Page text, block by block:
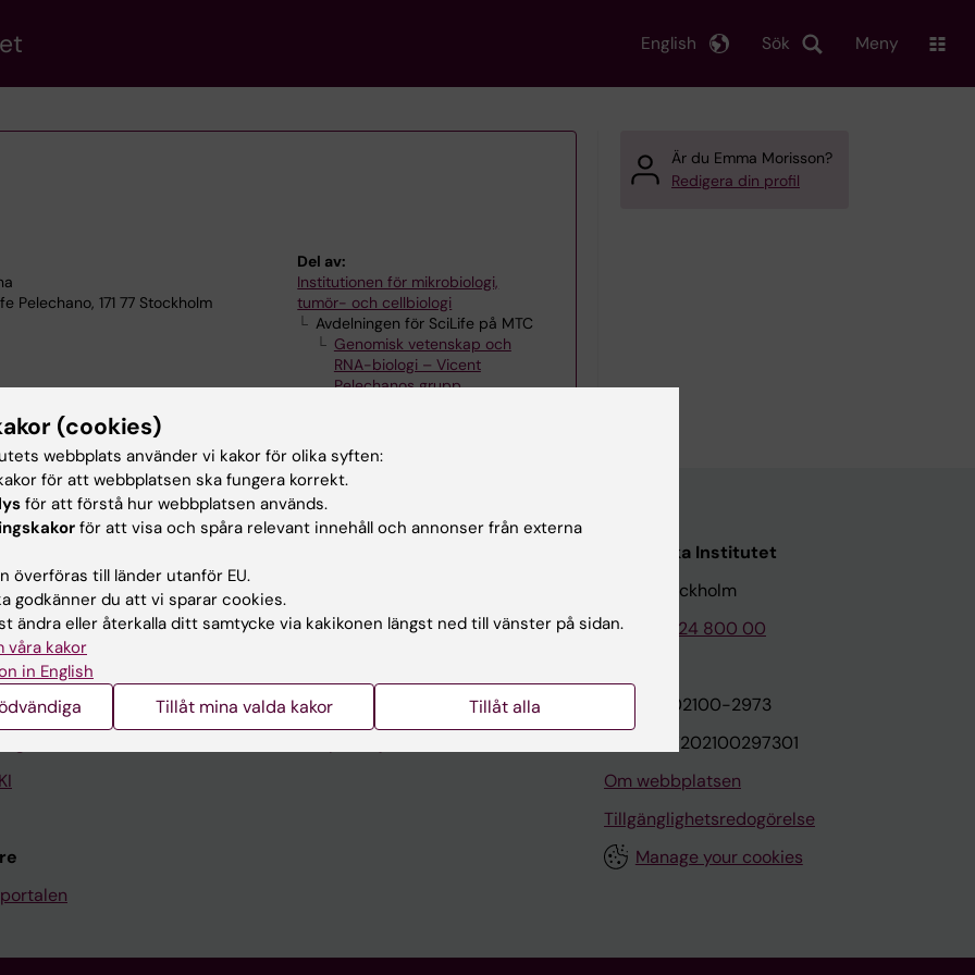
Sök
English Meny
Pelechano, 171 77 Stockholm
Del av:
Institutionen för mikrobiologi,
tumör- och cellbiologi
Avdelningen för SciLife på MTC
Genomisk vetenskap och
RNA-biologi – Vicent
Pelechanos grupp
Är du Emma Morisson?
Redigera din profil
Universitetsbiblioteket
Stöd forskning och utbildning
Karolinska Institutet Innovation
Karolinska Institutet
171 77 Stockholm
Tel: 08-524 800 00
Org.nr: 202100-2973
VAT.nr: SE202100297301
Om webbplatsen
Tillgänglighetsredogörelse
Manage your cookies
(cookies)
webbplats använder vi kakor för olika syften:
för att webbplatsen ska fungera korrekt.
för att förstå hur webbplatsen används.
för att visa och spåra relevant innehåll och annonser från externa
överföras till länder utanför EU.
godkänner du att vi sparar cookies.
ändra eller återkalla ditt samtycke via kakikonen längst ned till vänster på sidan.
våra kakor
in English
Tillåt mina valda kakor Tillåt alla